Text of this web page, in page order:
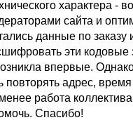
характера -
сайта и
данные по заказу
эти кодовые
впервые.
повторять адрес,
работа
Спасибо!